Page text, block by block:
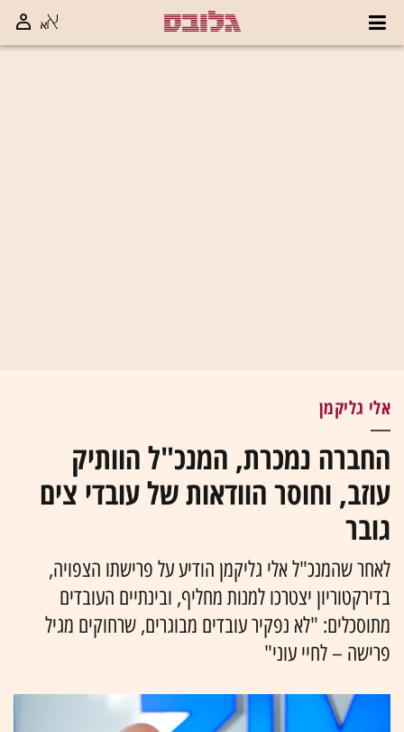
אלי גליקמן
החברה נמכרת, המנכ"ל הוותיק
עוזב, וחוסר הוודאות של עובדי צים
גובר
לאחר שהמנכ"ל אלי גליקמן הודיע על פרישתו הצפויה,
בדירקטוריון יצטרכו למנות מחליף, ובינתיים העובדים
מתוסכלים: "לא נפקיר עובדים מבוגרים, שרחוקים מגיל
פרישה – לחיי עוני"